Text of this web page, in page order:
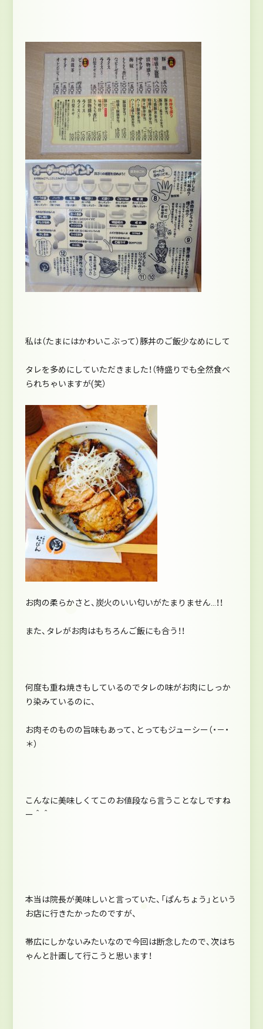
私は（たまにはかわいこぶって）豚丼のご飯少なめにして
タレを多めにしていただきました！（特盛りでも全然食べ
られちゃいますが(笑）
お肉の柔らかさと、炭火のいい匂いがたまりません…！！
また、タレがお肉はもちろんご飯にも合う！！
何度も重ね焼きもしているのでタレの味がお肉にしっか
り染みているのに、
お肉そのものの旨味もあって、とってもジューシー（・－・
＊）
こんなに美味しくてこのお値段なら言うことなしですね
ー＾＾
本当は院長が美味しいと言っていた、「ぱんちょう」という
お店に行きたかったのですが、
帯広にしかないみたいなので今回は断念したので、次はち
ゃんと計画して行こうと思います！